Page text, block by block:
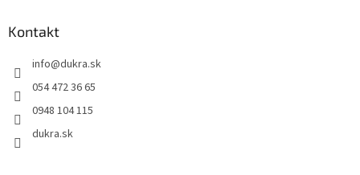
Kontakt
info@dukra.sk
054 472 36 65
0948 104 115
dukra.sk